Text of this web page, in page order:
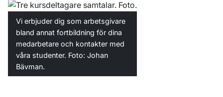
Vi erbjuder dig som arbetsgivare
bland annat fortbildning för dina
medarbetare och kontakter med
våra studenter. Foto: Johan
Bävman.